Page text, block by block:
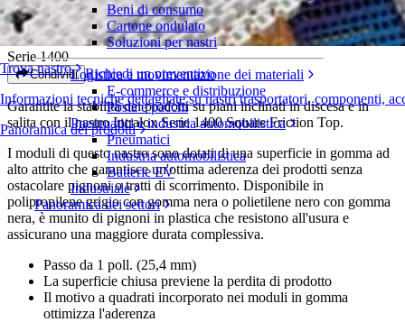
Trova nastro
Informazioni tecniche dettagliate su nastri trasportatori, componenti,
Panoramica dei prodotti
Beni di consumo
Cartone ondulato
Soluzioni per nastri
Logistica e movimentazione dei materiali
E-commerce e distribuzione
Posta e pacchi
Pneumatici e industria automobilistica
Pneumatici
Industria automobilistica
Batterie EV
Industriale
Panoramica dei settori
Square Friction Top
Serie 1400
Condividi Richiedi un preventivo
Garantite la stabilità dei prodotti su piani inclinati in discesa e in
salita con il nastro Intralox Serie 1400 Square Friction Top.
I moduli di questo nastro sono dotati di una superficie in gomma ad
alto attrito che garantisce un'ottima aderenza dei prodotti senza
ostacolare pignoni o tratti di scorrimento. Disponibile in
polipropilene grigio con gomma nera o polietilene nero con gomma
nera, è munito di pignoni in plastica che resistono all'usura e
assicurano una maggiore durata complessiva.
Passo da 1 poll. (25,4 mm)
La superficie chiusa previene la perdita di prodotto
Il motivo a quadrati incorporato nei moduli in gomma
ottimizza l'aderenza